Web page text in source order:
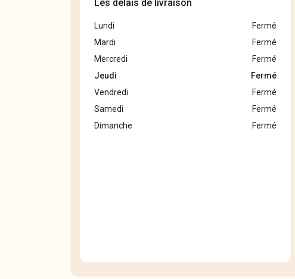
Les délais de livraison
Lundi
Fermé
Mardi
Fermé
Mercredi
Fermé
Jeudi
Fermé
Vendredi
Fermé
Samedi
Fermé
Dimanche
Fermé